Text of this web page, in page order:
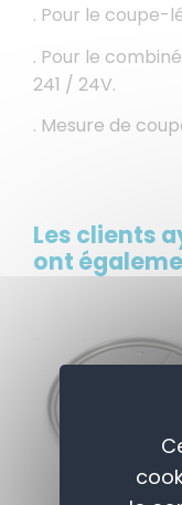
. Pour le coupe-
. Pour le
241 / 24V.
. Mesure de
Les clients
ont